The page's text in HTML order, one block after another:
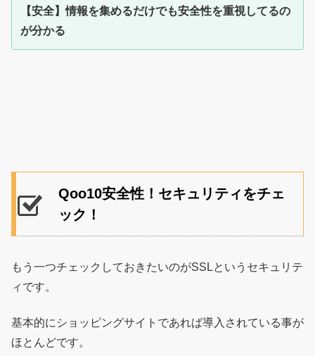
【安全】情報を集めるだけでも安全性を重視してるの
が分かる
Qoo10安全性！セキュリティをチェ
ック！
もう一つチェックしておきたいのがSSLというセキュリテ
ィです。
基本的にショッピングサイトであれば導入されている事が
ほとんどです。